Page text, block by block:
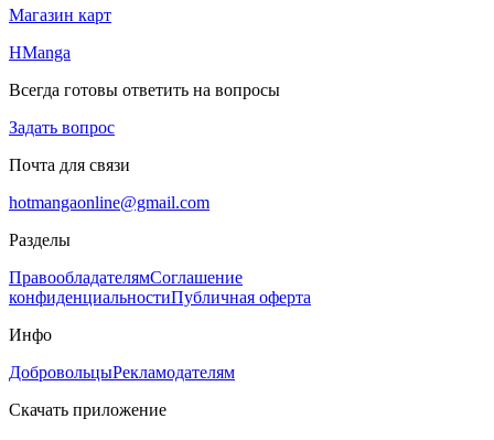
Магазин карт
HManga
Всегда готовы ответить на вопросы
Задать вопрос
Почта для связи
hotmangaonline@gmail.com
Разделы
ПравообладателямСоглашение
конфиденциальностиПубличная оферта
Инфо
ДобровольцыРекламодателям
Скачать приложение